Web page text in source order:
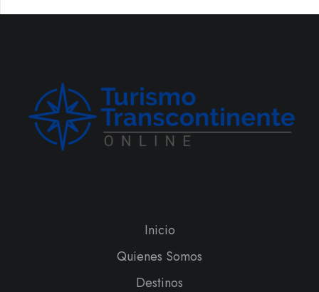
Inicio
Quienes Somos
Destinos